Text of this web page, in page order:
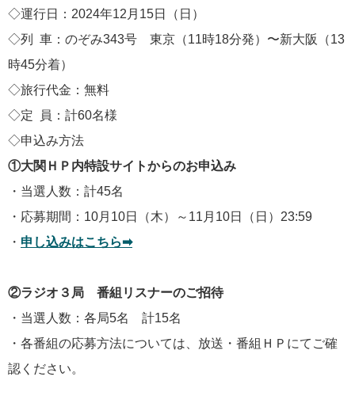
◇運行日：2024年12月15日（日）
◇列 車：のぞみ343号 東京（11時18分発）〜新大阪（13
時45分着）
◇旅行代金：無料
◇定 員：計60名様
◇申込み方法
①大関ＨＰ内特設サイトからのお申込み
・当選人数：計45名
・応募期間：10月10日（木）～11月10日（日）23:59
・ 申し込みはこちら➡︎
②ラジオ３局 番組リスナーのご招待
・当選人数：各局5名 計15名
・各番組の応募方法については、放送・番組ＨＰにてご確
認ください。